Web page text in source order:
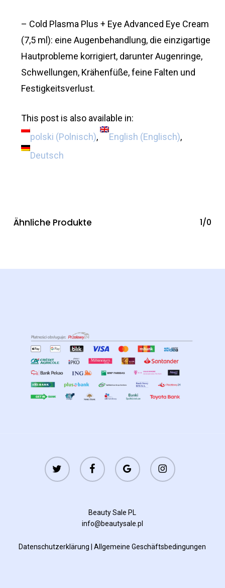
– Cold Plasma Plus + Eye Advanced Eye Cream
(7,5 ml): eine Augenbehandlung, die einzigartige
Hautprobleme korrigiert, darunter Augenringe,
Schwellungen, Krähenfüße, feine Falten und
Festigkeitsverlust.
This post is also available in:
polski (Polnisch) English (Englisch)
Deutsch
Ähnliche Produkte 1/0
twitter facebook
google-
plus
instagram
Beauty Sale PL
info@beautysale.pl
Datenschutzerklärung |Allgemeine Geschäftsbedingungen